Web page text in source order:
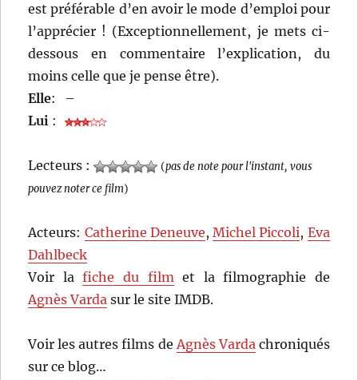
est préférable d’en avoir le mode d’emploi pour
l’apprécier ! (Exceptionnellement, je mets ci-
dessous en commentaire l’explication, du
moins celle que je pense être).
Elle:
–
Lui :
Lecteurs : (pas de note pour l'instant, vous
pouvez noter ce film)
Acteurs: Catherine Deneuve,Michel Piccoli, Eva
Dahlbeck
Voir lafiche du filmet la filmographie de
Agnès Varda sur le site IMDB.
Voir les autres films deAgnès Vardachroniqués
sur ce blog…